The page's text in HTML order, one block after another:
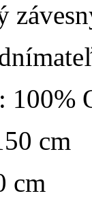
100%
cm
cm